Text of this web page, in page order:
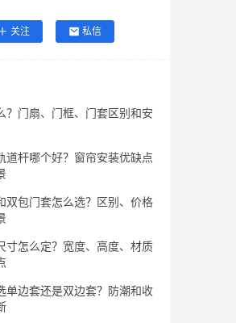
关注 私信
？门扇、门框、门套区别和安
道杆哪个好？窗帘安装优缺点
双包门套怎么选？区别、价格
寸怎么定？宽度、高度、材质
单边套还是双边套？防潮和收